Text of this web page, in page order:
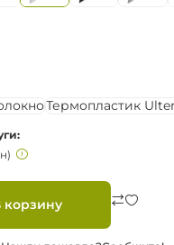
Термопластик
корзину